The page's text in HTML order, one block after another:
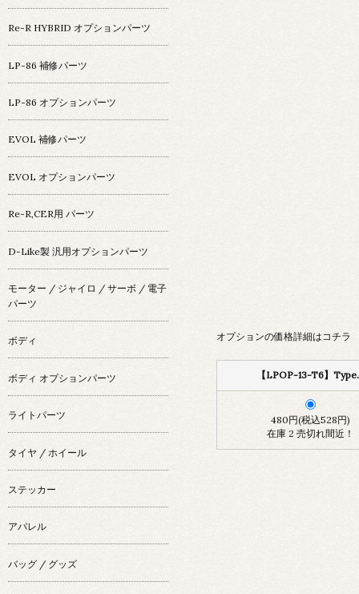
オプションの価格詳細はコチラ
【LPOP-13-T6】
480円(税込528円)
在庫 2 売切れ間近！
Re-R HYBRID オプションパーツ
LP-86 補修パーツ
LP-86 オプションパーツ
EVOL 補修パーツ
EVOL オプションパーツ
Re-R,CER用 パーツ
D-Like製 汎用オプションパーツ
モーター / ジャイロ / サーボ / 電子
パーツ
ボディ
ボディ オプションパーツ
ライトパーツ
タイヤ / ホイール
ステッカー
アパレル
バッグ / グッズ